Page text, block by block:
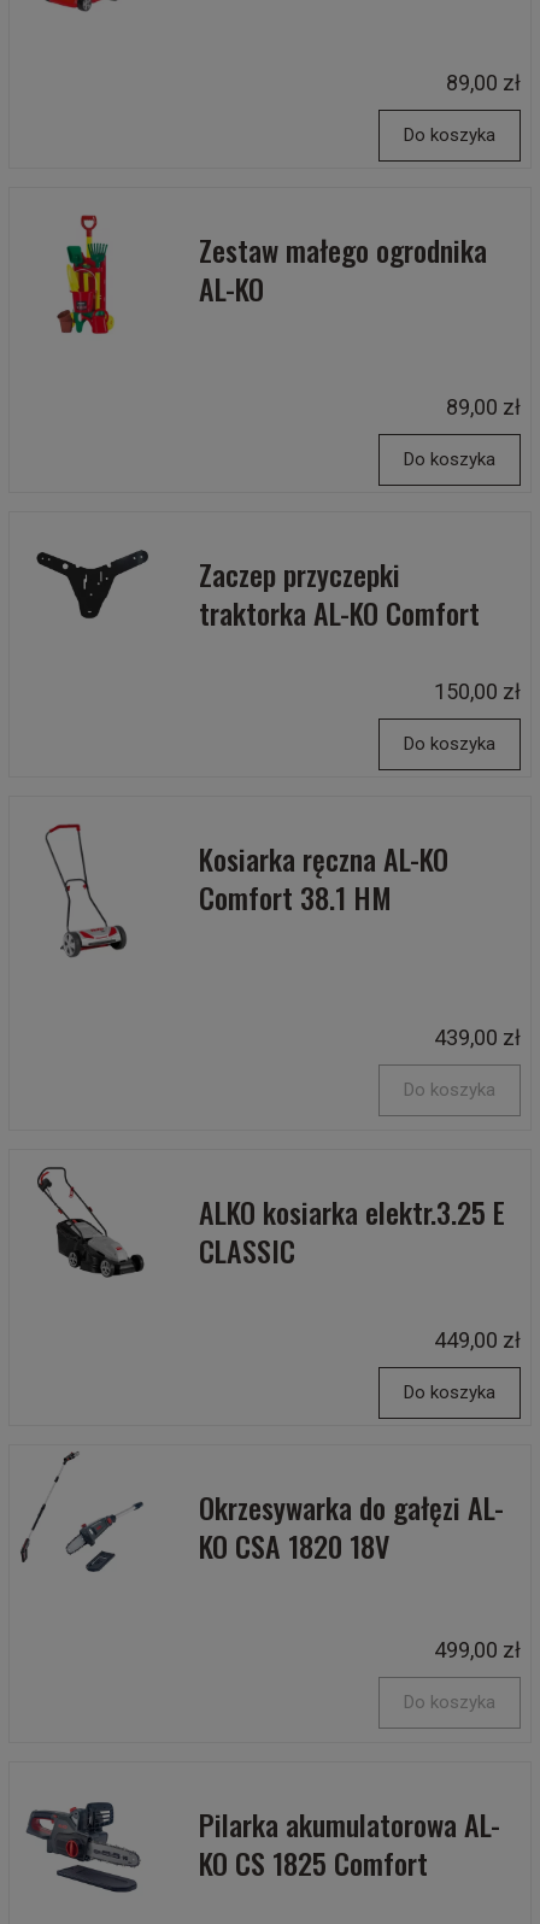
89,00 zł
Do koszyka
Zestaw małego ogrodnika
AL-KO
89,00 zł
Do koszyka
Zaczep przyczepki
traktorka AL-KO Comfort
150,00 zł
Do koszyka
Kosiarka ręczna AL-KO
Comfort 38.1 HM
439,00 zł
Do koszyka
ALKO kosiarka elektr.3.25 E
CLASSIC
449,00 zł
Do koszyka
Okrzesywarka do gałęzi AL-
KO CSA 1820 18V
499,00 zł
Do koszyka
Pilarka akumulatorowa AL-
KO CS 1825 Comfort